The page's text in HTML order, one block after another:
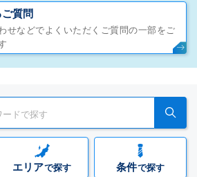
質問
せなどでよくいただくご質問の一部をご
エリアで探す 条件で探す